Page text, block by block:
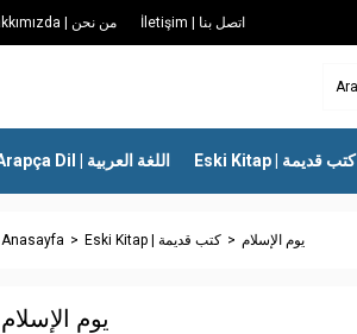
Hakkımızda | من نحن İletişim | اتصل بنا
Arapça Dil | اللغة العربية Eski Kitap | كتب قديمة
Anasayfa Eski Kitap | كتب قديمة يوم الإسلام
يوم الإسلام